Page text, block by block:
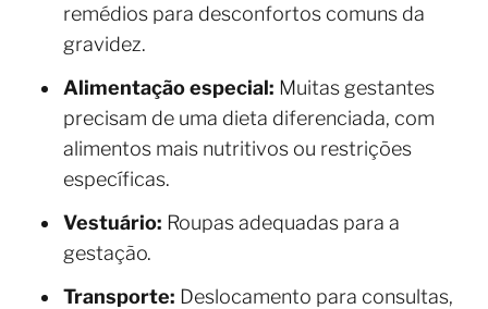
remédios para desconfortos comuns da
gravidez.
Alimentação especial: Muitas gestantes
precisam de uma dieta diferenciada, com
alimentos mais nutritivos ou restrições
específicas.
Vestuário: Roupas adequadas para a
gestação.
Transporte: Deslocamento para consultas,